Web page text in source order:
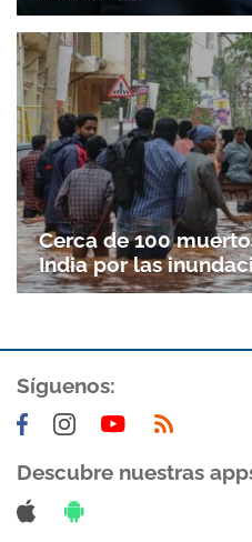
Cerca de 100
India por las
Síguenos:
Descubre nuestras